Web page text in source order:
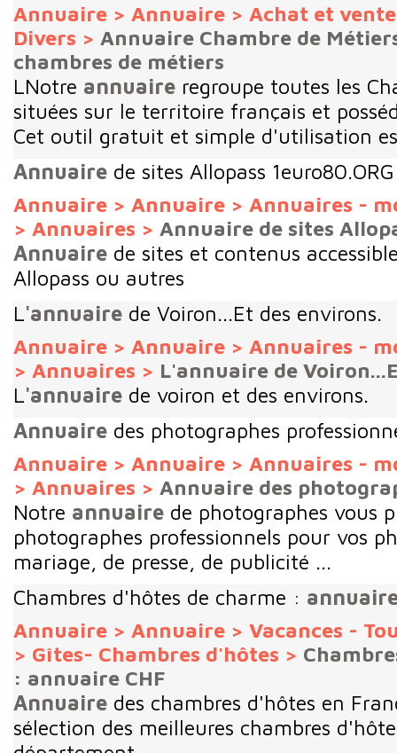
Annuaire > Annuaire > Achat et
Divers > Annuaire Chambre de
chambres de métiers
LNotre annuaire regroupe toutes les
situées sur le territoire français et
Cet outil gratuit et simple d'utilisation
Annuaire de sites Allopass 1euro80.ORG
Annuaire > Annuaire > Annuaires -
> Annuaires > Annuaire de sites
Annuaire de sites et contenus
Allopass ou autres
L 'annuaire de Voiron...Et des environs.
Annuaire > Annuaire > Annuaires -
> Annuaires > L'annuaire de
L 'annuaire de voiron et des environs.
Annuaire des photographes
Annuaire > Annuaire > Annuaires -
> Annuaires > Annuaire des
Notre annuaire de photographes vous
photographes professionnels pour vos
mariage, de presse, de publicité ...
Chambres d'hôtes de charme :
Annuaire > Annuaire > Vacances -
> Gîtes- Chambres d'hôtes >
: annuaire CHF
Annuaire des chambres d'hôtes en
sélection des meilleures chambres